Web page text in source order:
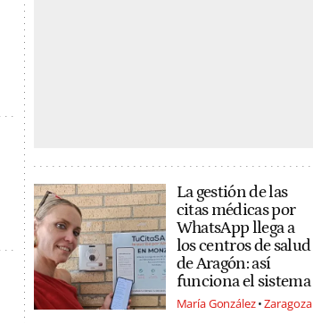
La gestión de las
citas médicas por
WhatsApp llega a
los centros de salud
de Aragón: así
funciona el sistema
María González Zaragoza